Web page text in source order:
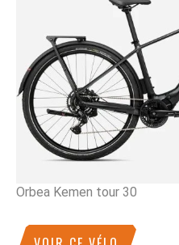
Orbea Kemen tour 30